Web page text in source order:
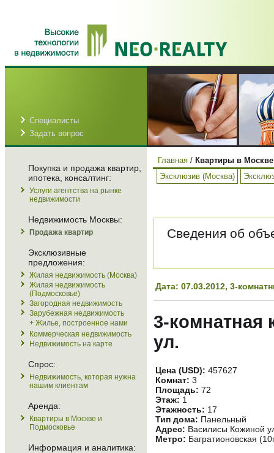
Специалисты
Задать вопрос
Покупка и продажа квартир,
ипотека, консалтинг:
Услуги агентства на рынке
недвижимости
Недвижимость Москвы:
Продажа квартир
Эксклюзивные
предложения:
Жилая недвижимость (Москва)
Жилая недвижимость
(Подмосковье)
Загородная недвижимость
Зарубежная недвижимость
+ Жилье, построенное нами
Коммерческая недвижимость
Недвижимость на карте
Спрос:
Недвижимость, которая нужна
нашим клиентам
Аренда:
Квартиры в Москве и
Подмосковье
Информация и аналитика:
Главная / Квартиры в
Эксклюзив (Москва)
Сведения об
Дата: 07.03.2012, 3-
3-комнатная
ул.
Цена (USD): 457627
Комнат: 3
Площадь: 72
Этаж: 1
Этажность: 17
Тип дома: Панельный
Адрес: Василисы Кожиной
Метро: Багратионовская